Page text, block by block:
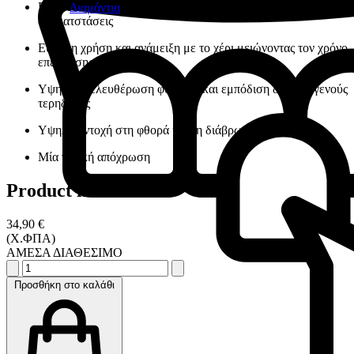
Διαμάντια
Εξαιρετική αντοχή, μακράς διάρκειας και ανθεκτικές
αποκατστάσεις
Εύκολη χρήση και ανάμειξη με το χέρι μειώνοντας τον χρόνο
επέμβασης
Υψηλή απελευθέρωση φθορίου και εμπόδιση δευτερογενούς
τερηδόνας
Υψηλή αντοχή στη φθορά και τη διάβρωση
Μία γενική απόχρωση
Product information
34,90 €
(Χ.ΦΠΑ)
ΑΜΕΣΑ ΔΙΑΘΕΣΙΜΟ
Προσθήκη στο καλάθι